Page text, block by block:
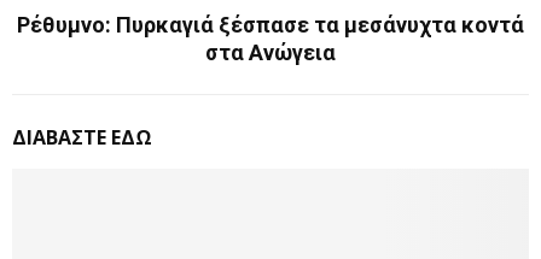
Ρέθυμνο: Πυρκαγιά ξέσπασε τα μεσάνυχτα κοντά
στα Ανώγεια
ΔΙΑΒΑΣΤΕ ΕΔΩ